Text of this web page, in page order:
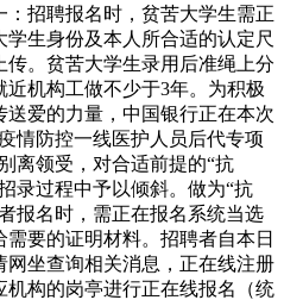
招聘报名时，贫苦大学生需正
生身份及本人所合适的认定尺
。贫苦大学生录用后准绳上分
机构工做不少于3年。为积极
爱的力量，中国银行正在本次
情防控一线医护人员后代专项
离领受，对合适前提的“抗
录过程中予以倾斜。做为“抗
报名时，需正在报名系统当选
要的证明材料。招聘者自本日
坐查询相关消息，正在线注册
构的岗亭进行正在线报名（统